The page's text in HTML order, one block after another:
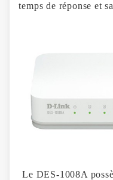
temps de réponse et
Le DES-1008A